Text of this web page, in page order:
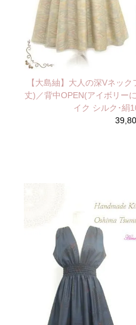
【大島紬】大人の深Vネッ
丈)／背中OPEN(アイボリー
イク シルク･